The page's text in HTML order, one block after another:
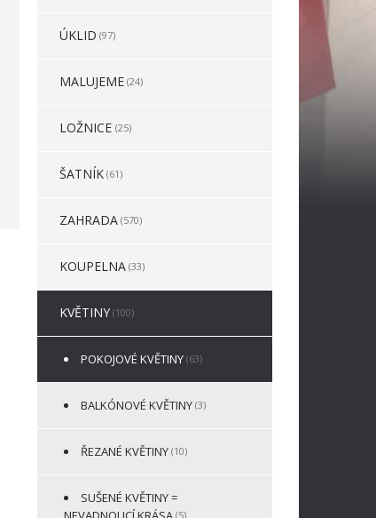
ÚKLID (97)
MALUJEME (24)
LOŽNICE (25)
ŠATNÍK (61)
ZAHRADA (570)
KOUPELNA (33)
KVĚTINY (100)
POKOJOVÉ KVĚTINY (63)
BALKÓNOVÉ KVĚTINY (3)
ŘEZANÉ KVĚTINY (10)
SUŠENÉ KVĚTINY =
(5)